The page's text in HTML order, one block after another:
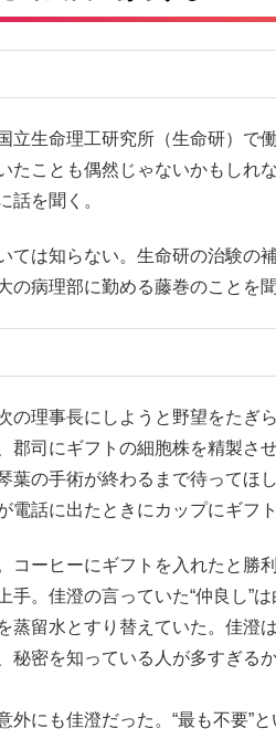
立生命理工研究所（生命研）で
たことも偶然じゃないかもしれ
話を聞く。
ては知らない。生命研の治験の
の病理部に勤める藤巻のことを
の理事長にしようと野望をたぎ
郡司にギフトの細胞株を精製さ
葉の手術が終わるまで待ってほ
電話に出たときにカップにギフ
コーヒーにギフトを入れたと勝
手。佳澄の言っていた“仲良し”
蒸留水とすり替えていた。佳澄
秘密を知っている人が多すぎる
外にも佳澄だった。“最も不要”